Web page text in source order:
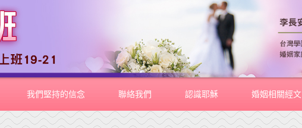
我們堅持的信念 聯絡我們 認識耶穌 婚姻相關經文